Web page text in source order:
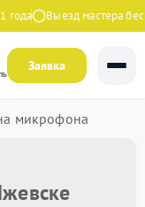
Выезд мастера
Заявка
микрофона